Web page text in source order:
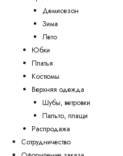
Демисезон
Зима
Лето
Юбки
Платья
Костюмы
Верхняя одежда
Шубы, ветровки
Пальто, плащи
Распродажа
Сотрудничество